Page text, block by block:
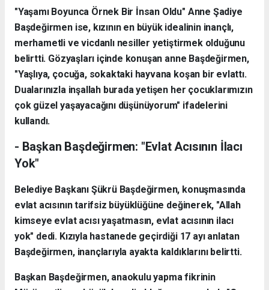
"Yaşamı Boyunca Örnek Bir İnsan Oldu" Anne Şadiye
Başdeğirmen ise, kızının en büyük idealinin inançlı,
merhametli ve vicdanlı nesiller yetiştirmek olduğunu
belirtti. Gözyaşları içinde konuşan anne Başdeğirmen,
"Yaşlıya, çocuğa, sokaktaki hayvana koşan bir evlattı.
Dualarınızla inşallah burada yetişen her çocuklarımızın
çok güzel yaşayacağını düşünüyorum" ifadelerini
kullandı.
- Başkan Başdeğirmen: "Evlat Acısının İlacı
Yok"
Belediye Başkanı Şükrü Başdeğirmen, konuşmasında
evlat acısının tarifsiz büyüklüğüne değinerek, "Allah
kimseye evlat acısı yaşatmasın, evlat acısının ilacı
yok" dedi. Kızıyla hastanede geçirdiği 17 ayı anlatan
Başdeğirmen, inançlarıyla ayakta kaldıklarını belirtti.
Başkan Başdeğirmen, anaokulu yapma fikrinin